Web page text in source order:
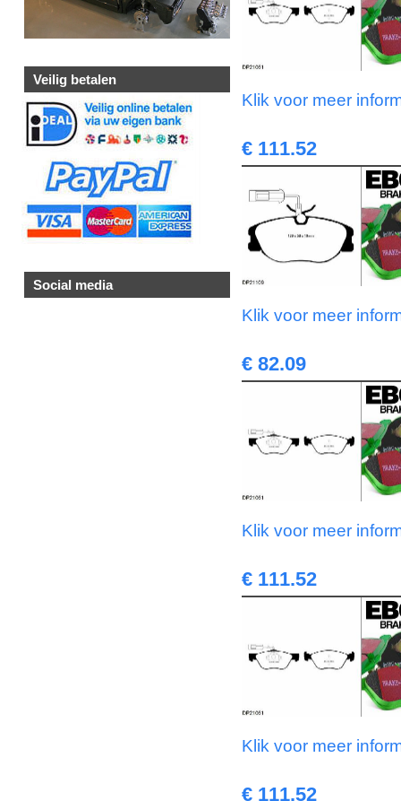
Veilig betalen
Social media
Klik voor meer
€ 111.52
Klik voor meer
€ 82.09
Klik voor meer
€ 111.52
Klik voor meer
€ 111.52